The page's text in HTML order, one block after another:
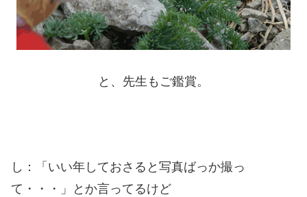
と、先生もご鑑賞。
し：「いい年しておさると写真ばっか撮っ
て・・・」とか言ってるけど